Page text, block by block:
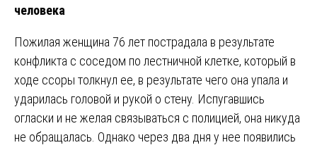
человека
Пожилая женщина 76 лет пострадала в результате
конфликта с соседом по лестничной клетке, который в
ходе ссоры толкнул ее, в результате чего она упала и
ударилась головой и рукой о стену. Испугавшись
огласки и не желая связываться с полицией, она никуда
не обращалась. Однако через два дня у нее появились